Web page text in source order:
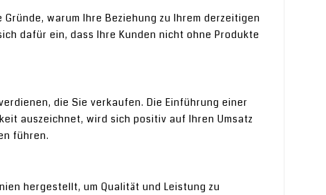
warum Ihre Beziehung zu Ihrem derzeitigen
dafür ein, dass Ihre Kunden nicht ohne Produkte
die Sie verkaufen. Die Einführung einer
auszeichnet, wird sich positiv auf Ihren Umsatz
führen.
hergestellt, um Qualität und Leistung zu